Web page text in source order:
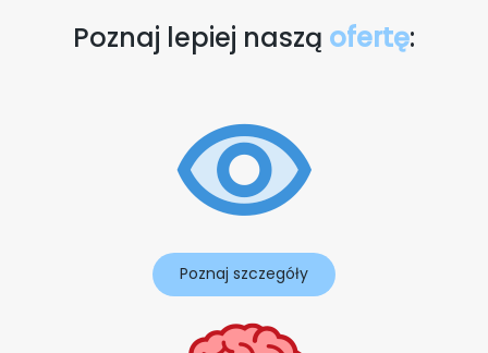
Poznaj lepiej naszą ofertę:
Poznaj szczegóły